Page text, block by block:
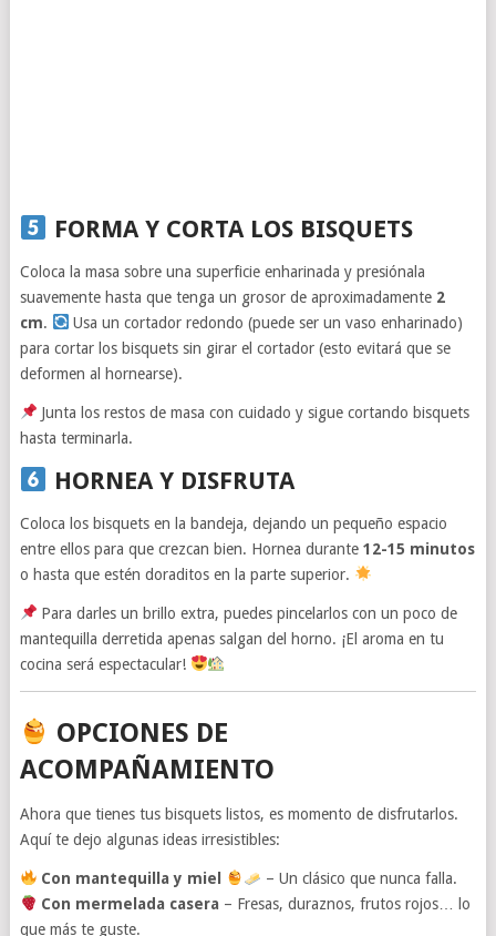
FORMA Y CORTA LOS BISQUETS
Coloca la masa sobre una superficie enharinada y presiónala
suavemente hasta que tenga un grosor de aproximadamente 2
cm.
Usa un cortador redondo (puede ser un vaso enharinado)
para cortar los bisquets sin girar el cortador (esto evitará que se
deformen al hornearse).
Junta los restos de masa con cuidado y sigue cortando bisquets
hasta terminarla.
HORNEA Y DISFRUTA
Coloca los bisquets en la bandeja, dejando un pequeño espacio
entre ellos para que crezcan bien. Hornea durante 12-15 minutos
o hasta que estén doraditos en la parte superior.
Para darles un brillo extra, puedes pincelarlos con un poco de
mantequilla derretida apenas salgan del horno. ¡El aroma en tu
cocina será espectacular!
OPCIONES DE
ACOMPAÑAMIENTO
Ahora que tienes tus bisquets listos, es momento de disfrutarlos.
Aquí te dejo algunas ideas irresistibles:
Con mantequilla y miel
– Un clásico que nunca falla.
Con mermelada casera – Fresas, duraznos, frutos rojos… lo
que más te guste.